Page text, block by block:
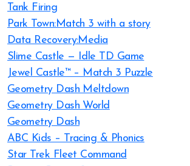
Tank Firing
Park Town:Match 3 with a story
Data Recovery:Media
Slime Castle — Idle TD Game
Jewel Castle™ – Match 3 Puzzle
Geometry Dash Meltdown
Geometry Dash World
Geometry Dash
ABC Kids – Tracing & Phonics
Star Trek Fleet Command